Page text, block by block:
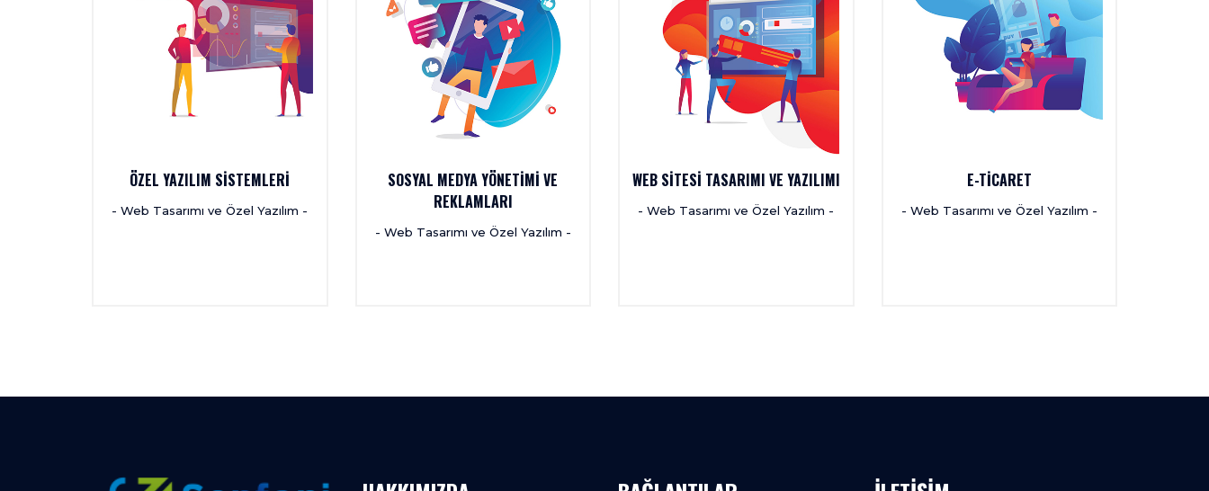
ÖZEL YAZILIM SİSTEMLERİ
- Web Tasarımı ve Özel Yazılım -
SOSYAL MEDYA YÖNETİMİ VE
REKLAMLARI
- Web Tasarımı ve Özel Yazılım -
WEB SİTESİ TASARIMI VE YAZILIMI
- Web Tasarımı ve Özel Yazılım -
E-TİCARET
- Web Tasarımı ve Özel Yazılım -